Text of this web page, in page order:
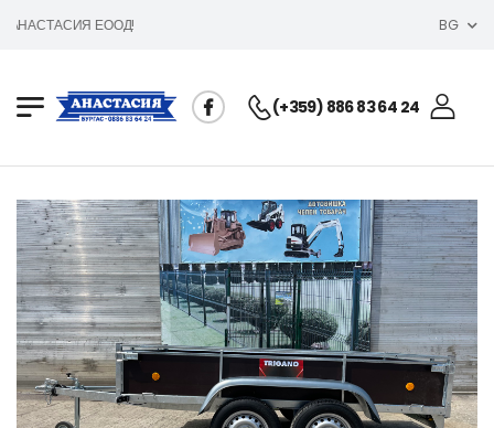
АНАСТАСИЯ ЕООД! BG
(+359) 886 83 64 24